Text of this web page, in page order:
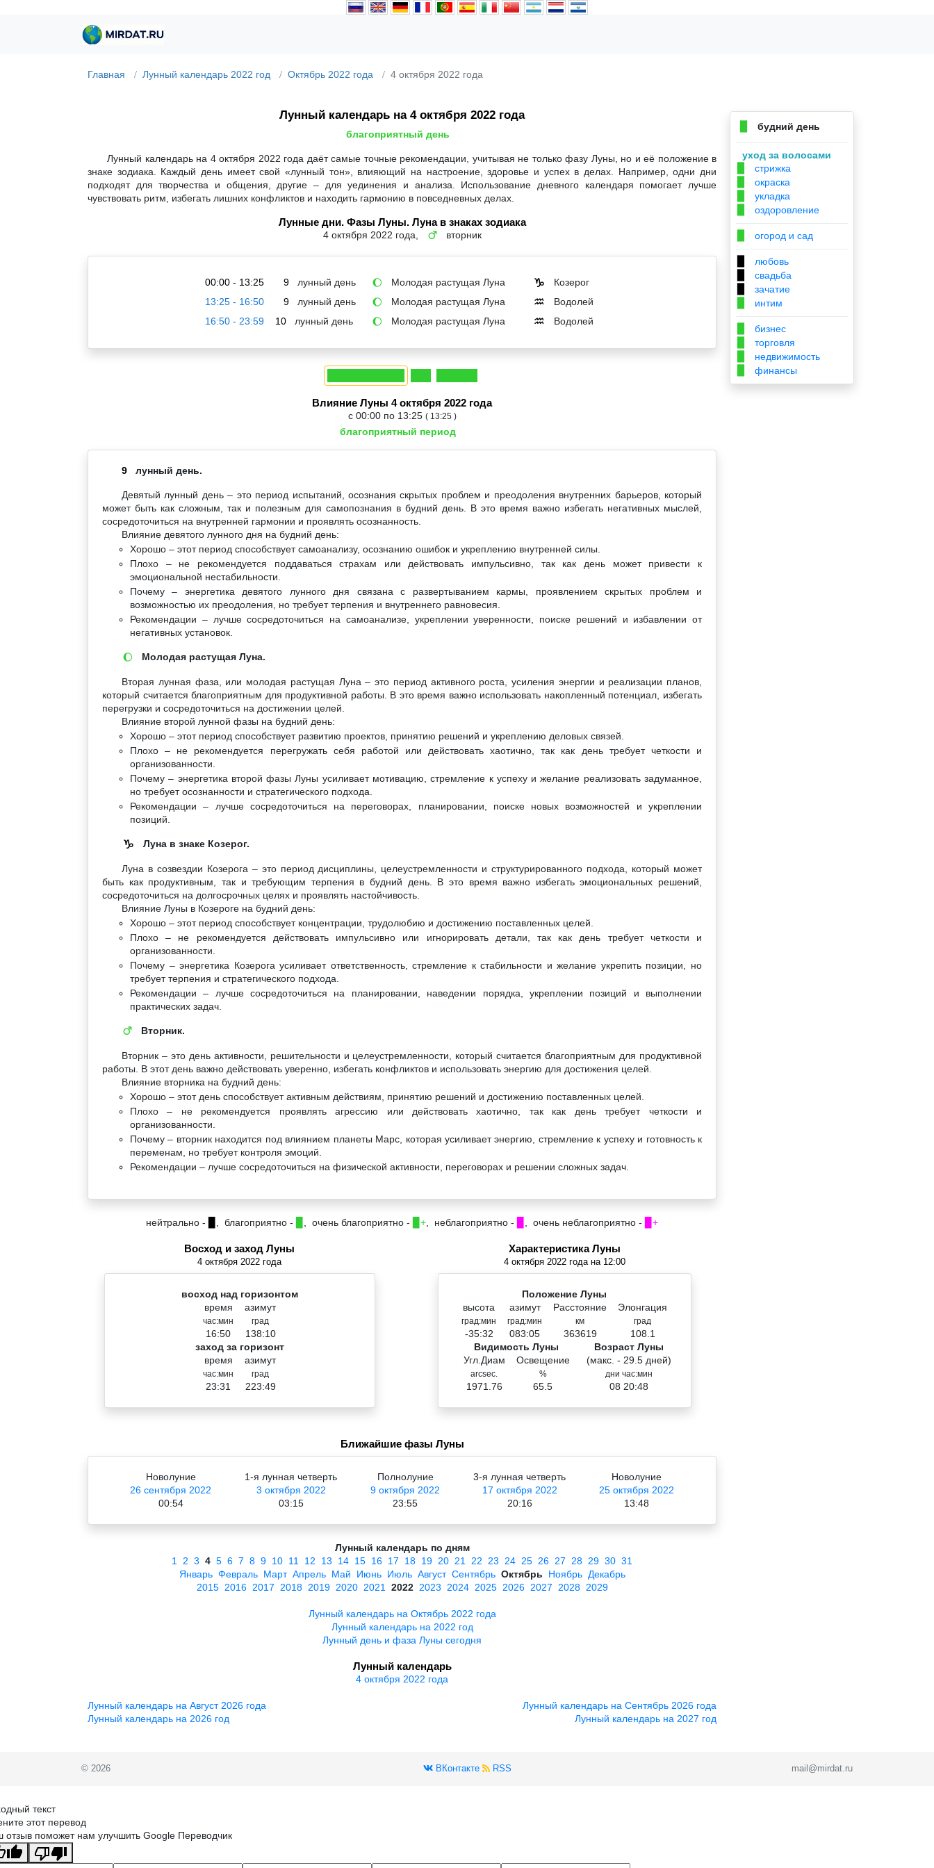
Главная Лунный календарь 2022 год Октябрь 2022 года 4 октября 2022 года
Лунный календарь на 4 октября 2022 года
благоприятный день
Лунный календарь на 4 октября 2022 года даёт самые точные рекомендации, учитывая не только фазу Луны, но и её положение в
знаке зодиака. Каждый день имеет свой «лунный тон», влияющий на настроение, здоровье и успех в делах. Например, одни дни
подходят для творчества и общения, другие – для уединения и анализа. Использование дневного календаря помогает лучше
чувствовать ритм, избегать лишних конфликтов и находить гармонию в повседневных делах.
Лунные дни. Фазы Луны. Луна в знаках зодиака
4 октября 2022 года, ♂ вторник
00:00 - 13:25 9 лунный день 🌔 Молодая растущая Луна ♑
Козерог
13:25 - 16:50
9 лунный день 🌔 Молодая растущая Луна ♒
Водолей
16:50 - 23:59
10 лунный день 🌔 Молодая растущая Луна ♒ Водолей
Влияние Луны 4 октября 2022 года
с 00:00 по 13:25 ( 13:25 )
благоприятный период
9 лунный день.
Девятый лунный день – это период испытаний, осознания скрытых проблем и преодоления внутренних барьеров, который
может быть как сложным, так и полезным для самопознания в будний день. В это время важно избегать негативных мыслей,
сосредоточиться на внутренней гармонии и проявлять осознанность.
Влияние девятого лунного дня на будний день:
Хорошо – этот период способствует самоанализу, осознанию ошибок и укреплению внутренней силы.
Плохо – не рекомендуется поддаваться страхам или действовать импульсивно, так как день может привести к
эмоциональной нестабильности.
Почему – энергетика девятого лунного дня связана с развертыванием кармы, проявлением скрытых проблем и
возможностью их преодоления, но требует терпения и внутреннего равновесия.
Рекомендации – лучше сосредоточиться на самоанализе, укреплении уверенности, поиске решений и избавлении от
негативных установок.
🌔 Молодая растущая Луна.
Вторая лунная фаза, или молодая растущая Луна – это период активного роста, усиления энергии и реализации планов,
который считается благоприятным для продуктивной работы. В это время важно использовать накопленный потенциал, избегать
перегрузки и сосредоточиться на достижении целей.
Влияние второй лунной фазы на будний день:
Хорошо – этот период способствует развитию проектов, принятию решений и укреплению деловых связей.
Плохо – не рекомендуется перегружать себя работой или действовать хаотично, так как день требует четкости и
организованности.
Почему – энергетика второй фазы Луны усиливает мотивацию, стремление к успеху и желание реализовать задуманное,
но требует осознанности и стратегического подхода.
Рекомендации – лучше сосредоточиться на переговорах, планировании, поиске новых возможностей и укреплении
позиций.
♑ Луна в знаке Козерог.
Луна в созвездии Козерога – это период дисциплины, целеустремленности и структурированного подхода, который может
быть как продуктивным, так и требующим терпения в будний день. В это время важно избегать эмоциональных решений,
сосредоточиться на долгосрочных целях и проявлять настойчивость.
Влияние Луны в Козероге на будний день:
Хорошо – этот период способствует концентрации, трудолюбию и достижению поставленных целей.
Плохо – не рекомендуется действовать импульсивно или игнорировать детали, так как день требует четкости и
организованности.
Почему – энергетика Козерога усиливает ответственность, стремление к стабильности и желание укрепить позиции, но
требует терпения и стратегического подхода.
Рекомендации – лучше сосредоточиться на планировании, наведении порядка, укреплении позиций и выполнении
практических задач.
♂ Вторник.
Вторник – это день активности, решительности и целеустремленности, который считается благоприятным для продуктивной
работы. В этот день важно действовать уверенно, избегать конфликтов и использовать энергию для достижения целей.
Влияние вторника на будний день:
Хорошо – этот день способствует активным действиям, принятию решений и достижению поставленных целей.
Плохо – не рекомендуется проявлять агрессию или действовать хаотично, так как день требует четкости и
организованности.
Почему – вторник находится под влиянием планеты Марс, которая усиливает энергию, стремление к успеху и готовность к
переменам, но требует контроля эмоций.
Рекомендации – лучше сосредоточиться на физической активности, переговорах и решении сложных задач.
нейтрально - , благоприятно - , очень благоприятно - ▉+ , неблагоприятно - , очень неблагоприятно - ▉+
Восход и заход Луны
4 октября 2022 года
восход над горизонтом
время
час:мин
16:50
азимут
град
138:10
заход за горизонт
время
час:мин
23:31
азимут
град
223:49
Характеристика Луны
4 октября 2022 года на 12:00
Положение Луны
высота
град:мин
-35:32
азимут
град:мин
083:05
Расстояние
км
363619
Элонгация
град
108.1
Видимость Луны
Угл.Диам
arcsec.
1971.76
Освещение
%
65.5
Возраст Луны
(макс. - 29.5 дней)
дни час:мин
08 20:48
Ближайшие фазы Луны
Новолуние
26 сентября 2022
00:54
1-я лунная четверть
3 октября 2022
03:15
Полнолуние
9 октября 2022
23:55
3-я лунная четверть
17 октября 2022
20:16
Новолуние
25 октября 2022
13:48
Лунный календарь по дням
1
2 3 4 5 6 7 8 9 10 11 12 13 14 15 16 17 18 19 20 21 22 23 24 25 26 27 28 29 30 31
Январь Февраль Март Апрель Май Июнь Июль Август Сентябрь Октябрь Ноябрь Декабрь
2015 2016 2017 2018 2019 2020 2021 2022 2023 2024 2025 2026 2027 2028 2029
Лунный календарь на Октябрь 2022 года
Лунный календарь на 2022 год
Лунный день и фаза Луны сегодня
Лунный календарь
4 октября 2022 года
Лунный календарь на Август 2026 года
Лунный календарь на 2026 год
Лунный календарь на Сентябрь 2026 года
Лунный календарь на 2027 год
будний день
уход за волосами
стрижка
окраска
укладка
оздоровление
огород и сад
любовь
свадьба
зачатие
интим
бизнес
торговля
недвижимость
финансы
© 2026 ВКонтакте RSS mail@mirdat.ru
текст
этот перевод
отзыв поможет нам улучшить Google Переводчик